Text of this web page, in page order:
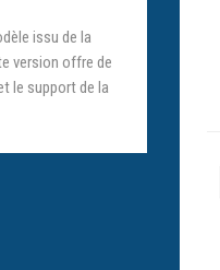
issu de la
version offre de
le support de la